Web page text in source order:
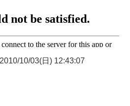
10/03(日) 12:43:07